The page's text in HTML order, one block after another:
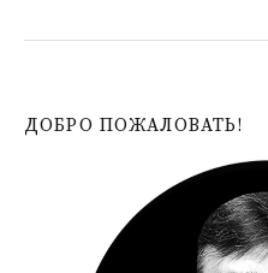
ДОБРО ПОЖАЛОВАТЬ!